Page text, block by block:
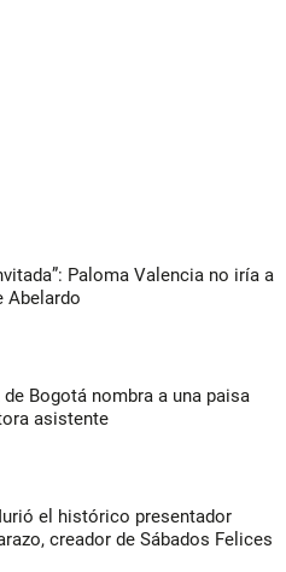
Paloma Valencia no iría a
Abelardo
Bogotá nombra a una paisa
asistente
el histórico presentador
creador de Sábados Felices